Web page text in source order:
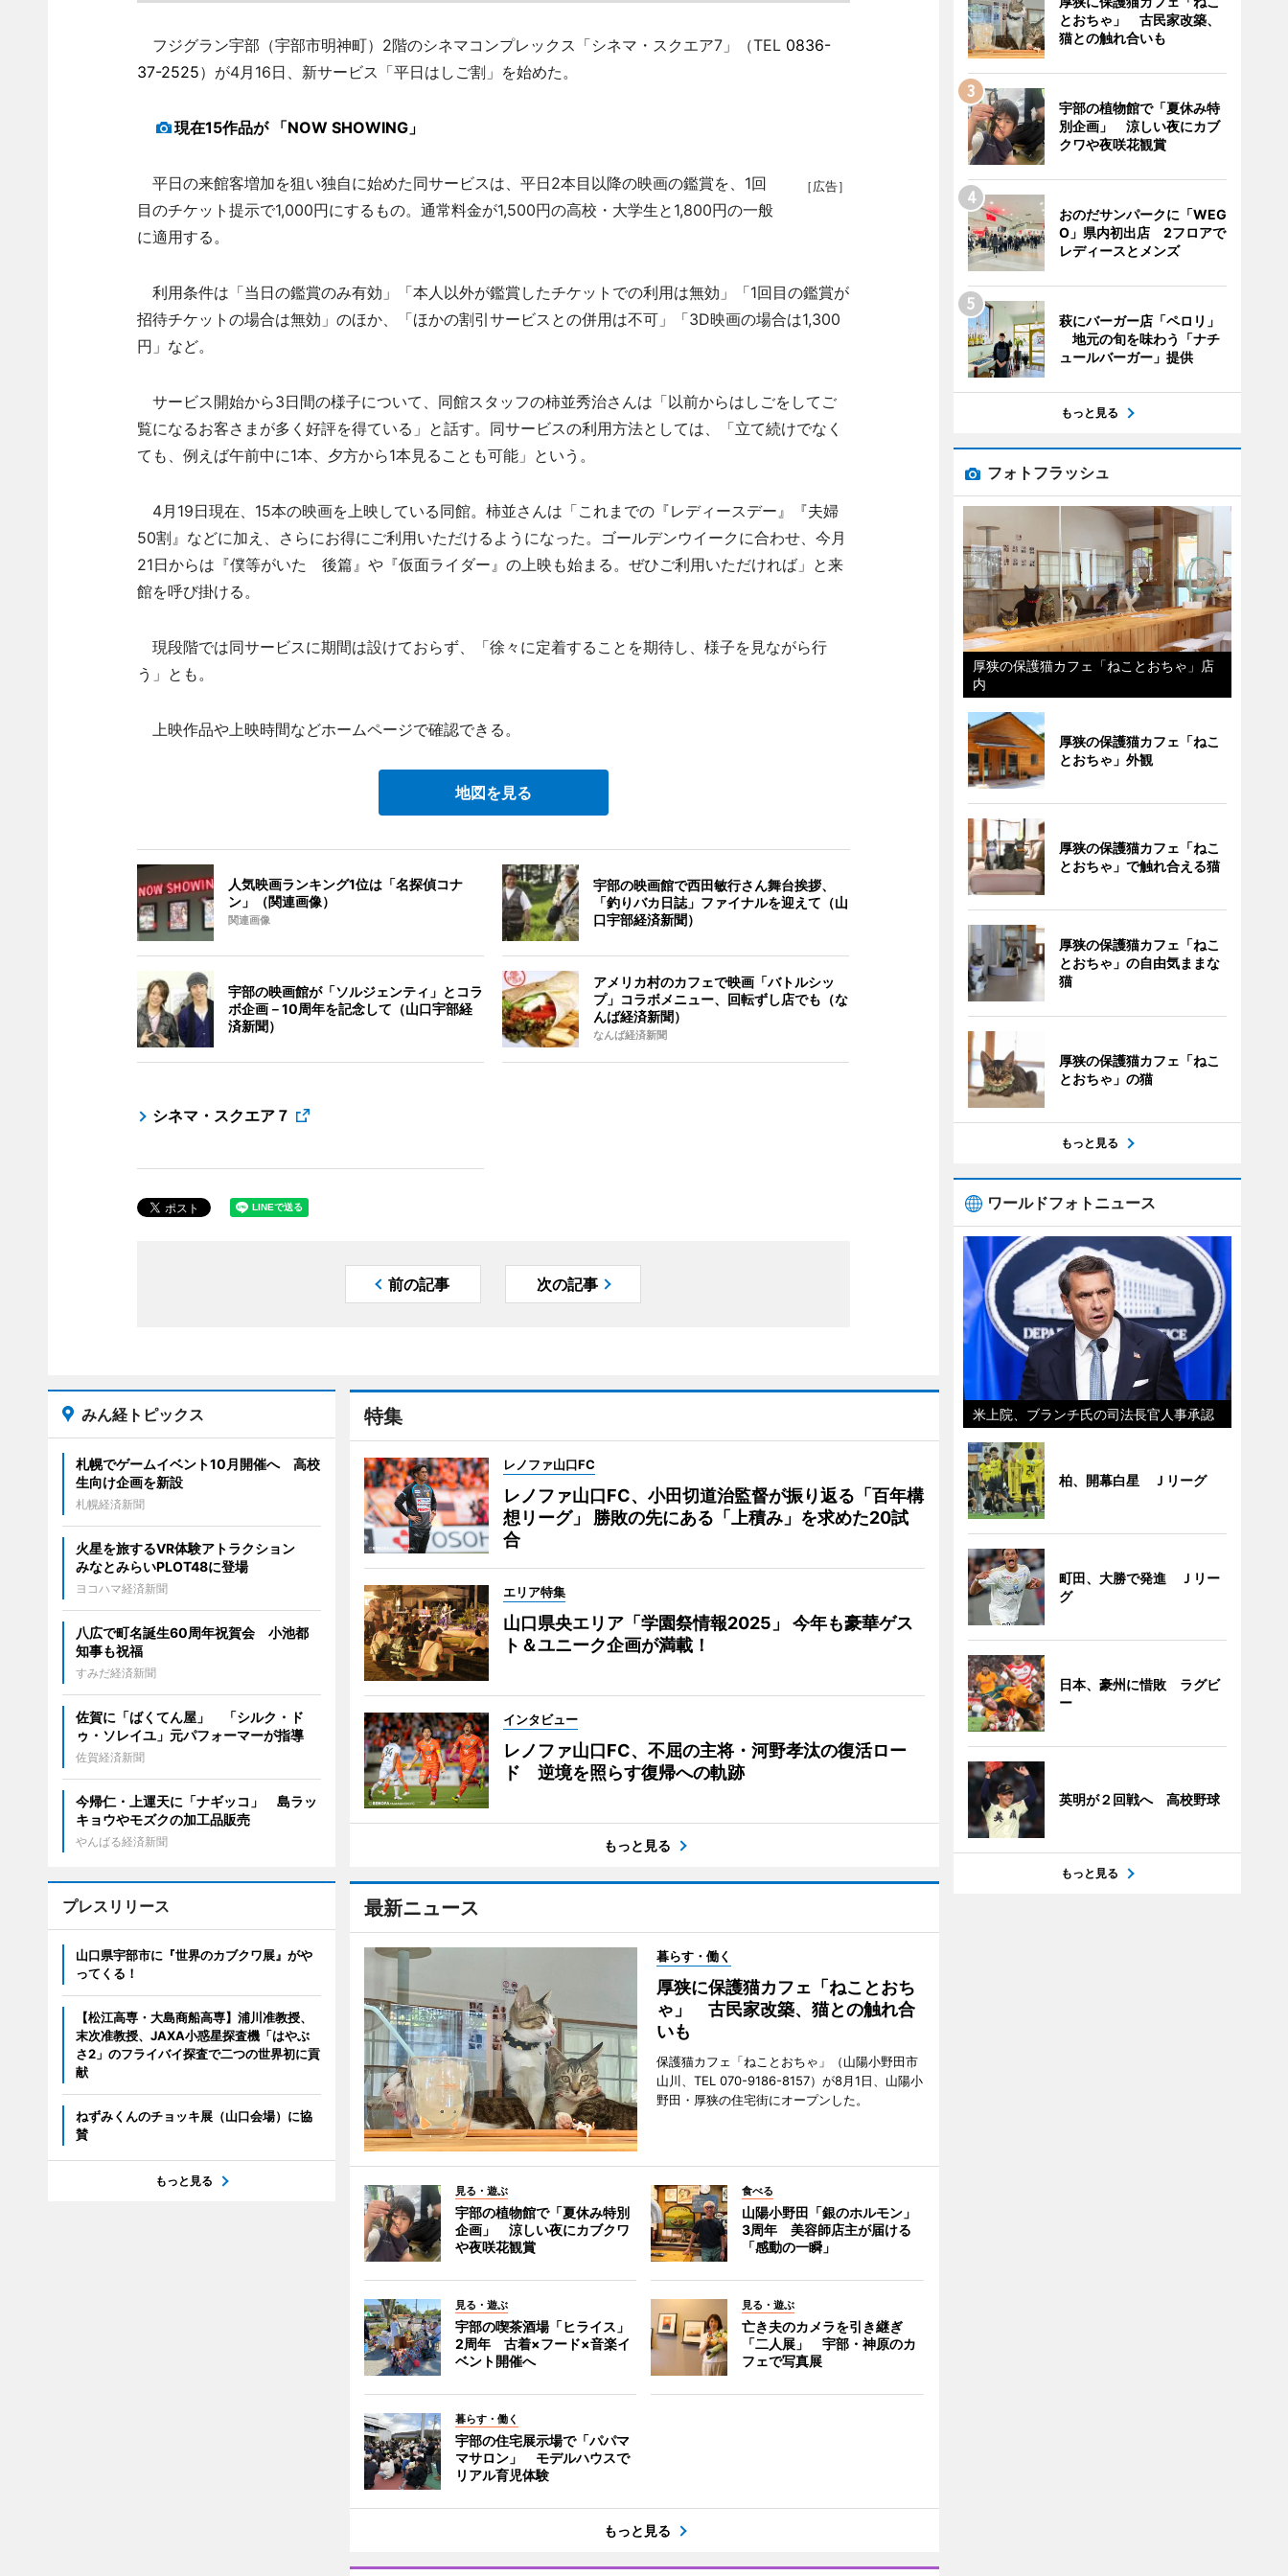
フジグラン宇部（宇部市明神町）2階のシネマコンプレックス「シネマ・スクエア7」（TEL 0836-
37-2525）が4月16日、新サービス「平日はしご割」を始めた。
現在15作品が 「NOW SHOWING」
［広告］
平日の来館客増加を狙い独自に始めた同サービスは、平日2本目以降の映画の鑑賞を、1回
目のチケット提示で1,000円にするもの。通常料金が1,500円の高校・大学生と1,800円の一般
に適用する。
利用条件は「当日の鑑賞のみ有効」「本人以外が鑑賞したチケットでの利用は無効」「1回目の鑑賞が
招待チケットの場合は無効」のほか、「ほかの割引サービスとの併用は不可」「3D映画の場合は1,300
円」など。
サービス開始から3日間の様子について、同館スタッフの柿並秀治さんは「以前からはしごをしてご
覧になるお客さまが多く好評を得ている」と話す。同サービスの利用方法としては、「立て続けでなく
ても、例えば午前中に1本、夕方から1本見ることも可能」という。
4月19日現在、15本の映画を上映している同館。柿並さんは「これまでの『レディースデー』『夫婦
50割』などに加え、さらにお得にご利用いただけるようになった。ゴールデンウイークに合わせ、今月
21日からは『僕等がいた 後篇』や『仮面ライダー』の上映も始まる。ぜひご利用いただければ」と来
館を呼び掛ける。
現段階では同サービスに期間は設けておらず、「徐々に定着することを期待し、様子を見ながら行
う」とも。
上映作品や上映時間などホームページで確認できる。
地図を見る
人気映画ランキング1位は「名探偵コナ
ン」（関連画像）
関連画像
宇部の映画館で西田敏行さん舞台挨拶、
「釣りバカ日誌」ファイナルを迎えて（山
口宇部経済新聞）
宇部の映画館が「ソルジェンティ」とコラ
ボ企画－10周年を記念して（山口宇部経
済新聞）
アメリカ村のカフェで映画「バトルシッ
プ」コラボメニュー、回転ずし店でも（な
んば経済新聞）
なんば経済新聞
シネマ・スクエア７
前の記事 次の記事
特集
レノファ山口FC
レノファ山口FC、小田切道治監督が振り返る「百年構
想リーグ」 勝敗の先にある「上積み」を求めた20試
合
エリア特集
山口県央エリア「学園祭情報2025」 今年も豪華ゲス
ト＆ユニーク企画が満載！
インタビュー
レノファ山口FC、不屈の主将・河野孝汰の復活ロー
ド 逆境を照らす復帰への軌跡
もっと見る
最新ニュース
暮らす・働く
厚狭に保護猫カフェ「ねことおち
ゃ」 古民家改築、猫との触れ合
いも
保護猫カフェ「ねことおちゃ」（山陽小野田市
山川、TEL 070-9186-8157）が8月1日、山陽小
野田・厚狭の住宅街にオープンした。
見る・遊ぶ
宇部の植物館で「夏休み特別
企画」 涼しい夜にカブクワ
や夜咲花観賞
食べる
山陽小野田「銀のホルモン」
3周年 美容師店主が届ける
「感動の一瞬」
見る・遊ぶ
宇部の喫茶酒場「ヒライス」
2周年 古着×フード×音楽イ
ベント開催へ
見る・遊ぶ
亡き夫のカメラを引き継ぎ
「二人展」 宇部・神原のカ
フェで写真展
暮らす・働く
宇部の住宅展示場で「パパマ
マサロン」 モデルハウスで
リアル育児体験
もっと見る
みん経トピックス
札幌でゲームイベント10月開催へ 高校
生向け企画を新設
札幌経済新聞
火星を旅するVR体験アトラクション
みなとみらいPLOT48に登場
ヨコハマ経済新聞
八広で町名誕生60周年祝賀会 小池都
知事も祝福
すみだ経済新聞
佐賀に「ばくてん屋」 「シルク・ド
ゥ・ソレイユ」元パフォーマーが指導
佐賀経済新聞
今帰仁・上運天に「ナギッコ」 島ラッ
キョウやモズクの加工品販売
やんばる経済新聞
プレスリリース
山口県宇部市に『世界のカブクワ展』がや
ってくる！
【松江高専・大島商船高専】浦川准教授、
末次准教授、JAXA小惑星探査機「はやぶ
さ2」のフライバイ探査で二つの世界初に貢
献
ねずみくんのチョッキ展（山口会場）に協
賛
もっと見る
とおちゃ」 古民家改築、
猫との触れ合いも
宇部の植物館で「夏休み特
別企画」 涼しい夜にカブ
クワや夜咲花観賞
おのだサンパークに「WEG
O」県内初出店 2フロアで
レディースとメンズ
萩にバーガー店「ペロリ」
地元の旬を味わう「ナチ
ュールバーガー」提供
もっと見る
フォトフラッシュ
厚狭の保護猫カフェ「ねことおちゃ」店
内
厚狭の保護猫カフェ「ねこ
とおちゃ」外観
厚狭の保護猫カフェ「ねこ
とおちゃ」で触れ合える猫
厚狭の保護猫カフェ「ねこ
とおちゃ」の自由気ままな
猫
厚狭の保護猫カフェ「ねこ
とおちゃ」の猫
もっと見る
ワールドフォトニュース
米上院、ブランチ氏の司法長官人事承認
柏、開幕白星 Ｊリーグ
町田、大勝で発進 Ｊリー
グ
日本、豪州に惜敗 ラグビ
ー
英明が２回戦へ 高校野球
もっと見る